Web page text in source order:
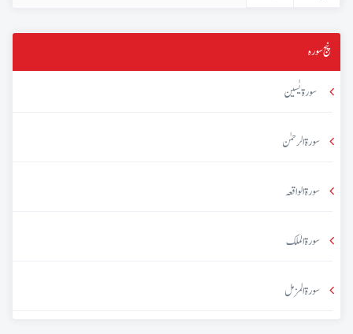
پنج سورہ
سورۃ یٰسین
سورۃ الرحمٰن
سورۃ الواقعہ
سورۃ الملک
سورۃ المزمل